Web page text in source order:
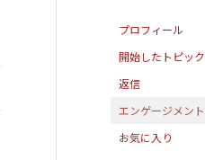
プロフィール
開始したトピック
返信
エンゲージメント
お気に入り